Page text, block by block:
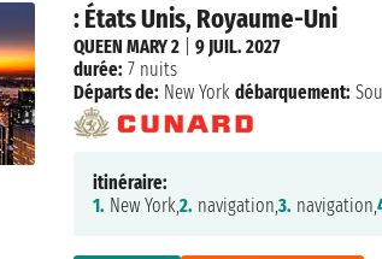
: États Unis, Royaume-Uni
QUEEN MARY 2 |9 JUIL. 2027
durée: 7 nuits
Départs de: New York débarquement:
itinéraire:
1. New York,2. navigation,3. navigation,